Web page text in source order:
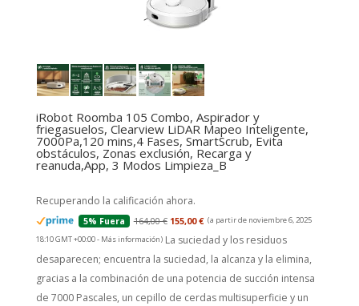
iRobot Roomba 105 Combo, Aspirador y
friegasuelos, Clearview LiDAR Mapeo Inteligente,
7000Pa,120 mins,4 Fases, SmartScrub, Evita
obstáculos, Zonas exclusión, Recarga y
reanuda,App, 3 Modos Limpieza_B
Recuperando la calificación ahora.
5% Fuera 164,00 € 155,00 € (a partir de noviembre 6, 2025
18:10 GMT +00:00 - Más información) La suciedad y los residuos
desaparecen; encuentra la suciedad, la alcanza y la elimina,
gracias a la combinación de una potencia de succión intensa
de 7000 Pascales, un cepillo de cerdas multisuperficie y un